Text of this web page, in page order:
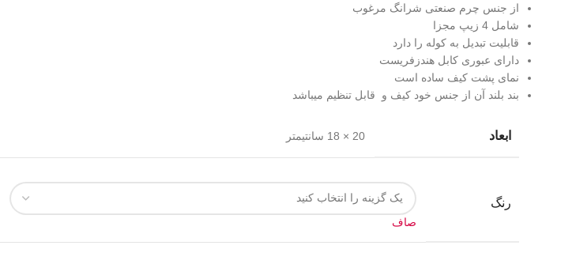
از جنس چرم صنعتی شرانگ مرغوب
شامل 4 زیپ مجزا
قابلیت تبدیل به کوله را دارد
دارای عبوری کابل هندزفریست
نمای پشت کیف ساده است
بند بلند آن از جنس خود کیف و قابل تنظیم میباشد
ابعاد 20 × 18 سانتیمتر
رنگ
صاف